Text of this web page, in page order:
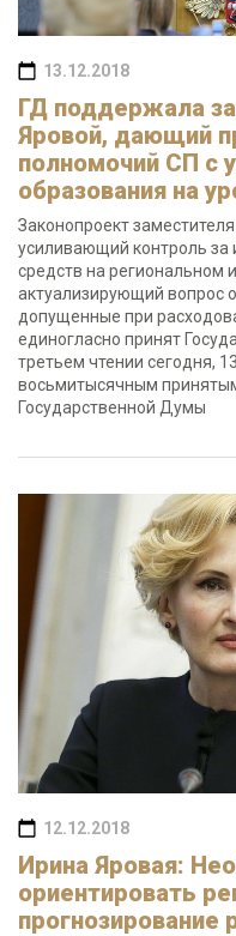
13.12.2018
ГД поддержала
Яровой, дающий
полномочий СП с
образования на
Законопроект
усиливающий контроль
средств на региональном
актуализирующий вопрос
допущенные при
единогласно принят
третьем чтении сегодня,
восьмитысячным
Государственной Думы
12.12.2018
Ирина Яровая:
ориентировать
прогнозирование